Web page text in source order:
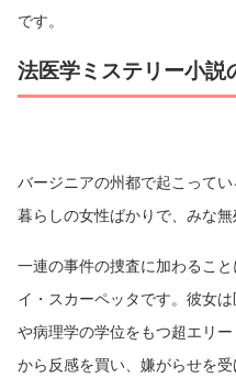
です。
法医学ミステリー小説
バージニアの州都で起こって
暮らしの女性ばかりで、みな無
一連の事件の捜査に加わるこ
イ・スカーペッタです。彼女
や病理学の学位をもつ超エリ
から反感を買い、嫌がらせを受